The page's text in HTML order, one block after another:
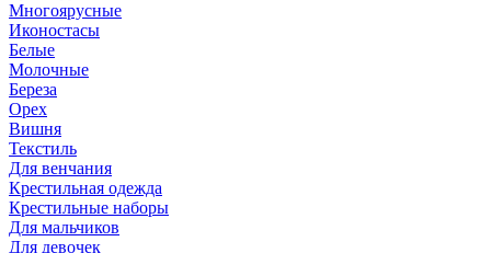
Многоярусные
Иконостасы
Белые
Молочные
Береза
Орех
Вишня
Текстиль
Для венчания
Крестильная одежда
Крестильные наборы
Для мальчиков
Для девочек